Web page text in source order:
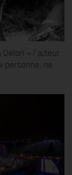
» l’acteur
personne, ne